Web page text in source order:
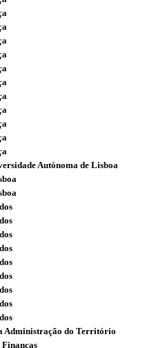
Autónoma de Lisboa
Administração do Território